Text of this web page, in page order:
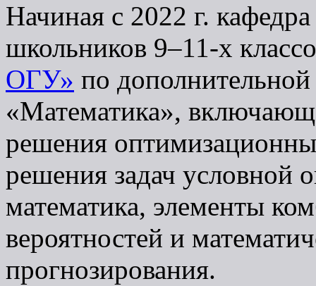
Начиная с 2022 г.
школьников 9–11-х
ОГУ» по
«Математика»,
решения
решения задач условной
математика, элементы
вероятностей и
прогнозирования.